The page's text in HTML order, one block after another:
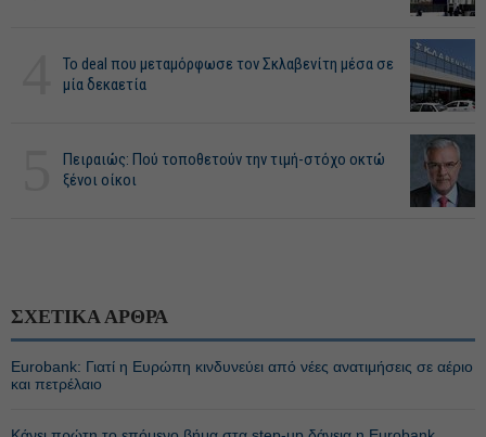
Το deal που μεταμόρφωσε τον Σκλαβενίτη μέσα σε
μία δεκαετία
Πειραιώς: Πού τοποθετούν την τιμή-στόχο οκτώ
ξένοι οίκοι
ΣΧΕΤΙΚΑ ΑΡΘΡΑ
Eurobank: Γιατί η Ευρώπη κινδυνεύει από νέες ανατιμήσεις σε αέριο
και πετρέλαιο